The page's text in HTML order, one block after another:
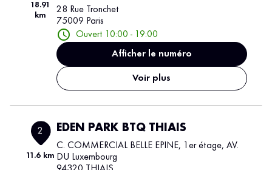
18.91
km
28 Rue Tronchet
75009 Paris
Ouvert 10:00 - 19:00
Afficher le numéro
Voir plus
2
11.6 km
EDEN PARK BTQ THIAIS
C. COMMERCIAL BELLE EPINE, 1er étage, AV.
DU Luxembourg